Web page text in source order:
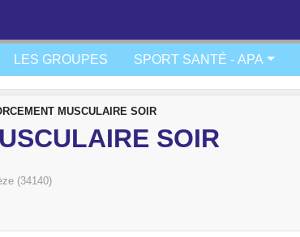
LES GROUPES SPORT SANTÉ - APA
MUSCULAIRE SOIR
SOIR
(34140)